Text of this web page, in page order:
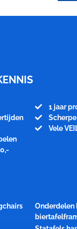
1 jaar
Vele